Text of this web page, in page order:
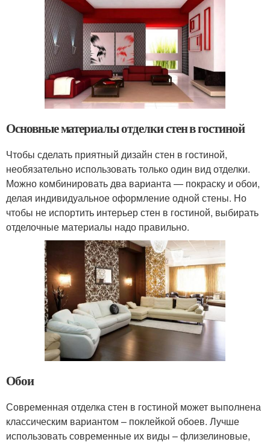
Основные материалы отделки стен в гостиной
Чтобы сделать приятный дизайн стен в гостиной,
необязательно использовать только один вид отделки.
Можно комбинировать два варианта — покраску и обои,
делая индивидуальное оформление одной стены. Но
чтобы не испортить интерьер стен в гостиной, выбирать
отделочные материалы надо правильно.
Обои
Современная отделка стен в гостиной может выполнена
классическим вариантом – поклейкой обоев. Лучше
использовать современные их виды – флизелиновые,